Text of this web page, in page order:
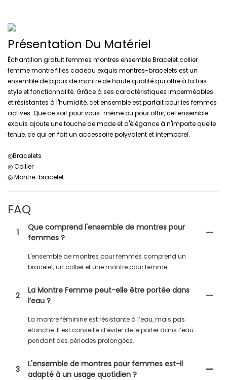
Présentation Du Matériel
Échantillon gratuit femmes montres ensemble Bracelet collier
femme montre filles cadeau exquis montres-bracelets est un
ensemble de bijoux de montre de haute qualité qui offre à la fois
style et fonctionnalité. Grâce à ses caractéristiques imperméables
et résistantes à l'humidité, cet ensemble est parfait pour les femmes
actives. Que ce soit pour vous-même ou pour offrir, cet ensemble
exquis ajoute une touche de mode et d'élégance à n'importe quelle
tenue, ce qui en fait un accessoire polyvalent et intemporel.
◎Bracelets
◎ Collier
◎ Montre-bracelet
FAQ
1
Que comprend l'ensemble de montres pour
femmes ?
L'ensemble de montres pour femmes comprend un
bracelet, un collier et une montre pour femme.
2
La Montre Femme peut-elle être portée dans
l’eau ?
La montre féminine est résistante à l’eau, mais pas
étanche. Il est conseillé d’éviter de le porter dans l’eau
pendant des périodes prolongées.
3
L'ensemble de montres pour femmes est-il
adapté à un usage quotidien ?